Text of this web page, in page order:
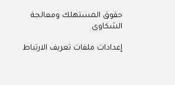
حقوق المستهلك ومعالجة
الشكاوى
إعدادات ملفات تعريف الارتباط